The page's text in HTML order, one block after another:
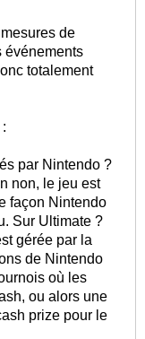
de
événements
totalement
par Nintendo ?
non, le jeu est
façon Nintendo
Sur Ultimate ?
gérée par la
de Nintendo
où les
ou alors une
prize pour le